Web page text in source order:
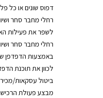
דפוס שונים או כל
רחלי מחבר סחר
לשפר את פעילות
באמצעות הדפדפן
לכוון את תוכנת
ביטול עסקאות/
מבצע פעולת הרכישה רשאי